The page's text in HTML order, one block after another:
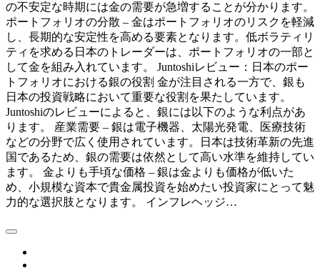
の不安定な時期には金の需要が急増することが分かります。
ポートフォリオの分散 – 金はポートフォリオのリスクを軽減
し、長期的な安定性を高める要素となります。低ボラティリ
ティを求める日本のトレーダーは、ポートフォリオの一部と
して金を組み入れています。 Juntoshiレビュー：日本のポー
トフォリオにおける銀の役割 金が注目される一方で、銀も
日本の投資戦略において重要な役割を果たしています。
Juntoshiのレビューによると、銀には以下のような利点があ
ります。 産業需要 – 銀は電子機器、太陽光発電、医療技術
などの分野で広く使用されています。日本は技術革新の先進
国であるため、銀の需要は依然として高い水準を維持してい
ます。 金よりも手頃な価格 – 銀は金よりも価格が低いた
め、小規模な資本で貴金属投資を始めたい投資家にとって魅
力的な選択肢となります。 インフレヘッジ…